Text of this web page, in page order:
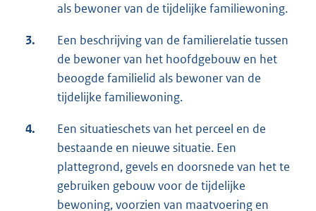
als bewoner van de tijdelijke familiewoning.
3.
Een beschrijving van de familierelatie tussen
de bewoner van het hoofdgebouw en het
beoogde familielid als bewoner van de
tijdelijke familiewoning.
4.
Een situatieschets van het perceel en de
bestaande en nieuwe situatie. Een
plattegrond, gevels en doorsnede van het te
gebruiken gebouw voor de tijdelijke
bewoning, voorzien van maatvoering en